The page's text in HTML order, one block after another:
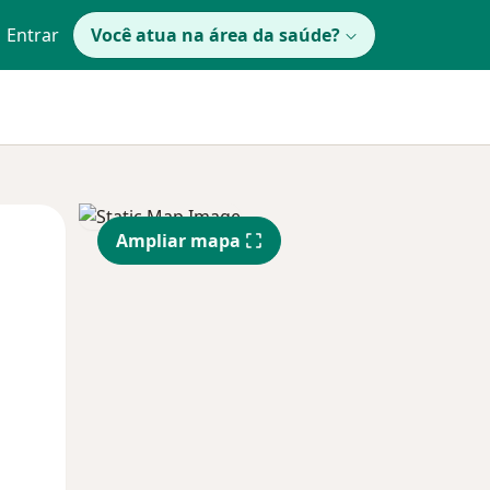
Entrar Você atua na área da saúde?
Qui,
13 Ago
Sex,
14 Ago
Ampliar mapa